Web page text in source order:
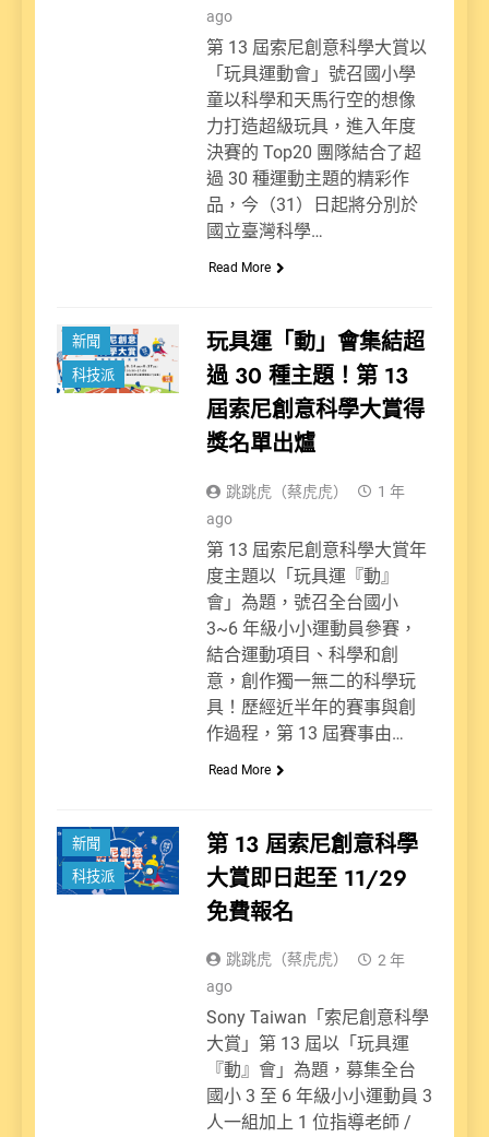
ago
第 13 屆索尼創意科學大賞以
「玩具運動會」號召國小學
童以科學和天馬行空的想像
力打造超級玩具，進入年度
決賽的 Top20 團隊結合了超
過 30 種運動主題的精彩作
品，今（31）日起將分別於
國立臺灣科學…
Read More
新聞
科技派
玩具運「動」會集結超
過 30 種主題！第 13
屆索尼創意科學大賞得
獎名單出爐
跳跳虎（蔡虎虎）
1 年
ago
第 13 屆索尼創意科學大賞年
度主題以「玩具運『動』
會」為題，號召全台國小
3~6 年級小小運動員參賽，
結合運動項目、科學和創
意，創作獨一無二的科學玩
具！歷經近半年的賽事與創
作過程，第 13 屆賽事由…
Read More
新聞
科技派
第 13 屆索尼創意科學
大賞即日起至 11/29
免費報名
跳跳虎（蔡虎虎）
2 年
ago
Sony Taiwan「索尼創意科學
大賞」第 13 屆以「玩具運
『動』會」為題，募集全台
國小 3 至 6 年級小小運動員 3
人一組加上 1 位指導老師 /